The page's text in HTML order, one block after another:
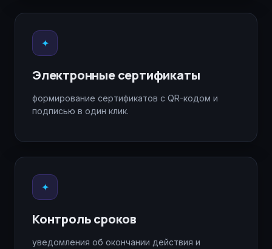
✦
Электронные сертификаты
формирование сертификатов с QR-кодом и
подписью в один клик.
✦
Контроль сроков
уведомления об окончании действия и